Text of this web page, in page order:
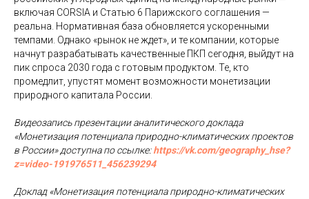
включая CORSIA и Статью 6 Парижского соглашения —
реальна. Нормативная база обновляется ускоренными
темпами. Однако «рынок не ждет», и те компании, которые
начнут разрабатывать качественные ПКП сегодня, выйдут на
пик спроса 2030 года с готовым продуктом. Те, кто
промедлит, упустят момент возможности монетизации
природного капитала России.
Видеозапись презентации аналитического доклада
«Монетизация потенциала природно-климатических проектов
в России» доступна по ссылке:https://vk.com/geography_hse?
z=video-191976511_456239294
Доклад «Монетизация потенциала природно-климатических